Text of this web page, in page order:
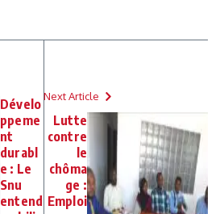
Dévelo
ppeme
nt
durabl
e : Le
Snu
entend
Next Article
Lutte
contre
le
chôma
ge :
Emploi